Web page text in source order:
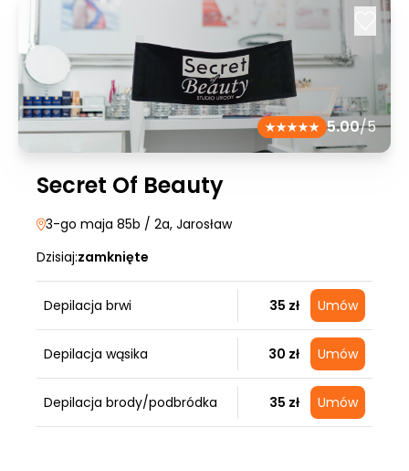
5.00/5
Secret Of Beauty
3-go maja 85b / 2a, Jarosław
Dzisiaj:zamknięte
Depilacja brwi 35 zł Umów
Depilacja wąsika 30 zł Umów
Depilacja brody/podbródka 35 zł Umów